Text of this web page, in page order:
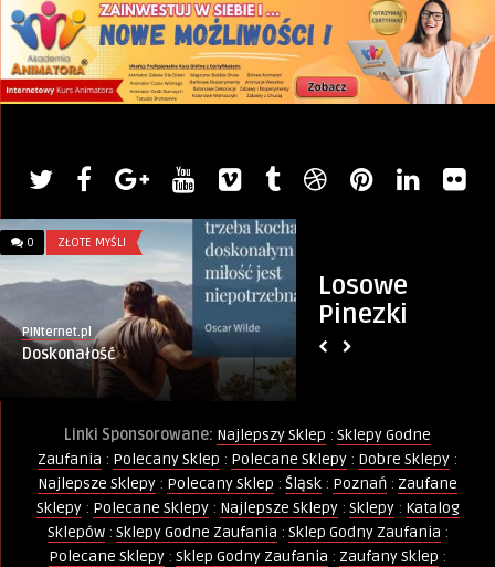
Losowe
Pinezki
0 ZŁOTE MYŚLI
PINternet.pl
Doskonałość
Linki Sponsorowane: Najlepszy Sklep : Sklepy Godne
Zaufania : Polecany Sklep : Polecane Sklepy : Dobre Sklepy :
Najlepsze Sklepy : Polecany Sklep : Śląsk : Poznań : Zaufane
Sklepy: Polecane Sklepy: Najlepsze Sklepy: Sklepy: Katalog
Sklepów: Sklepy Godne Zaufania : Sklep Godny Zaufania :
Polecane Sklepy : Sklep Godny Zaufania : Zaufany Sklep :